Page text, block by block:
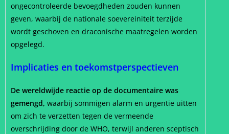
ongecontroleerde bevoegdheden zouden kunnen
geven, waarbij de nationale soevereiniteit terzijde
wordt geschoven en draconische maatregelen worden
opgelegd.
Implicaties en toekomstperspectieven
De wereldwijde reactie op de documentaire was
gemengd, waarbij sommigen alarm en urgentie uitten
om zich te verzetten tegen de vermeende
overschrijding door de WHO, terwijl anderen sceptisch